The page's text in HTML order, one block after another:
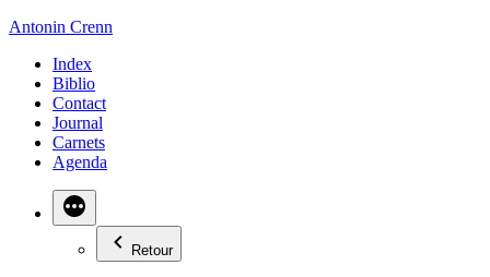
Aller
contenu
Antonin Crenn
Index
Biblio
Contact
Journal
Carnets
Agenda
Retour